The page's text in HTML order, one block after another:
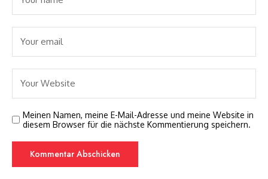
Meinen Namen, meine E-Mail-Adresse und meine Website in
diesem Browser für die nächste Kommentierung speichern.